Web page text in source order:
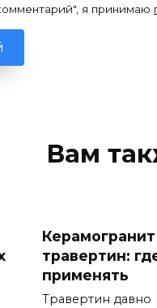
я принимаю
Вам
травертин:
применять
Травертин давно